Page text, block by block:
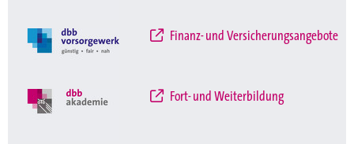
Finanz- und Versicherungsangebote
Fort- und Weiterbildung